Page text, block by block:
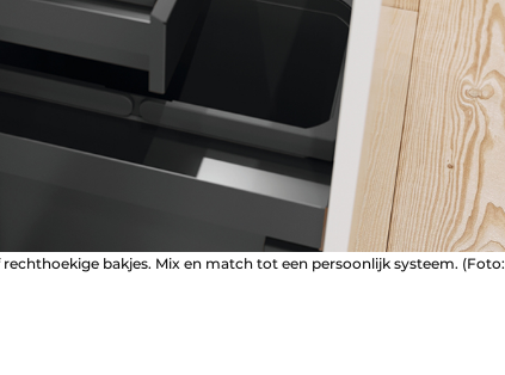
bakjes. Mix en match tot een persoonlijk systeem. (Foto: